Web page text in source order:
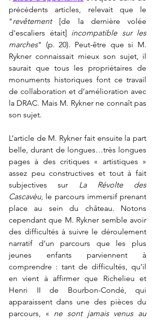
précédents articles, relevait que le
"revêtement [de la dernière volée
d'escaliers était] incompatible sur les
marches" (p. 20). Peut-être que si M.
Rykner connaissait mieux son sujet, il
saurait que tous les propriétaires de
monuments historiques font ce travail
de collaboration et d’amélioration avec
la DRAC. Mais M. Rykner ne connaît pas
son sujet.
L’article de M. Rykner fait ensuite la part
belle, durant de longues…très longues
pages à des critiques « artistiques »
assez peu constructives et tout à fait
subjectives sur La Révolte des
Cascavèu, le parcours immersif prenant
place au sein du château. Notons
cependant que M. Rykner semble avoir
des difficultés à suivre le déroulement
narratif d’un parcours que les plus
jeunes enfants parviennent à
comprendre : tant de difficultés, qu’il
en vient à affirmer que Richelieu et
Henri II de Bourbon-Condé, qui
apparaissent dans une des pièces du
parcours, « ne sont jamais venus au